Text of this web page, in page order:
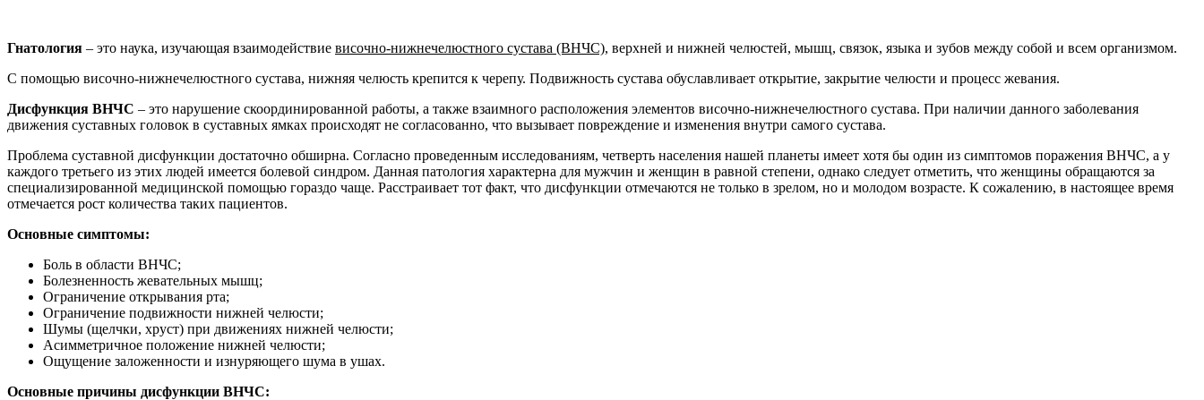
Гнатология – это наука, изучающая взаимодействие височно-нижнечелюстного сустава (ВНЧС), верхней и нижней челюстей, мышц, связок, языка и зубов между собой и всем организмом.
С помощью височно-нижнечелюстного сустава, нижняя челюсть крепится к черепу. Подвижность сустава обуславливает открытие, закрытие челюсти и процесс жевания.
Дисфункция ВНЧС – это нарушение скоординированной работы, а также взаимного расположения элементов височно-нижнечелюстного сустава. При наличии данного заболевания
движения суставных головок в суставных ямках происходят не согласованно, что вызывает повреждение и изменения внутри самого сустава.
Проблема суставной дисфункции достаточно обширна. Согласно проведенным исследованиям, четверть населения нашей планеты имеет хотя бы один из симптомов поражения ВНЧС, а у
каждого третьего из этих людей имеется болевой синдром. Данная патология характерна для мужчин и женщин в равной степени, однако следует отметить, что женщины обращаются за
специализированной медицинской помощью гораздо чаще. Расстраивает тот факт, что дисфункции отмечаются не только в зрелом, но и молодом возрасте. К сожалению, в настоящее время
отмечается рост количества таких пациентов.
Основные симптомы:
Боль в области ВНЧС;
Болезненность жевательных мышц;
Ограничение открывания рта;
Ограничение подвижности нижней челюсти;
Шумы (щелчки, хруст) при движениях нижней челюсти;
Асимметричное положение нижней челюсти;
Ощущение заложенности и изнуряющего шума в ушах.
Основные причины дисфункции ВНЧС: